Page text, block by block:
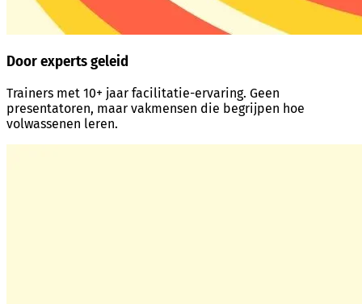
Door experts geleid
Trainers met 10+ jaar facilitatie-ervaring. Geen
presentatoren, maar vakmensen die begrijpen hoe
volwassenen leren.